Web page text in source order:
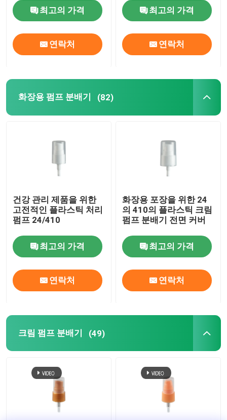
최고의 가격
연락처
최고의 가격
연락처
화장용 펌프 분배기 (82)
건강 관리 제품을 위한
고전적인 플라스틱 처리
펌프 24/410
최고의 가격
연락처
화장용 포장을 위한 24
의 410의 플라스틱 크림
펌프 분배기 전면 커버
최고의 가격
연락처
크림 펌프 분배기 (49)